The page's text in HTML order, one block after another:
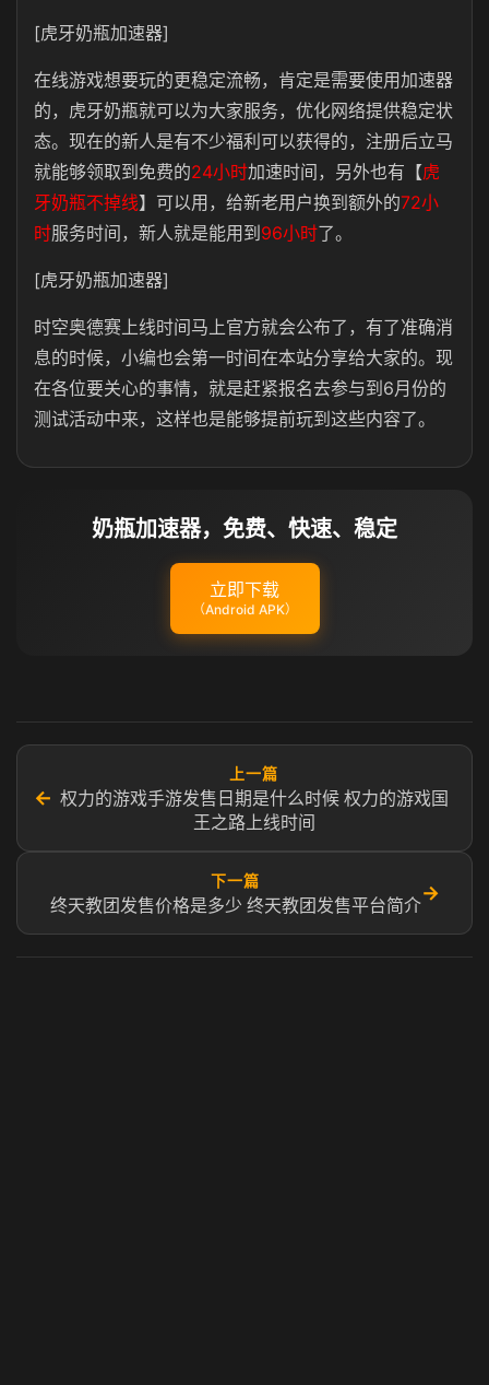
[虎牙奶瓶加速器]
在线游戏想要玩的更稳定流畅，肯定是需要使用加速器
的，虎牙奶瓶就可以为大家服务，优化网络提供稳定状
态。现在的新人是有不少福利可以获得的，注册后立马
就能够领取到免费的24小时加速时间，另外也有【虎
牙奶瓶不掉线】可以用，给新老用户换到额外的72小
时服务时间，新人就是能用到 96小时了。
[虎牙奶瓶加速器]
时空奥德赛上线时间马上官方就会公布了，有了准确消
息的时候，小编也会第一时间在本站分享给大家的。现
在各位要关心的事情，就是赶紧报名去参与到6月份的
测试活动中来，这样也是能够提前玩到这些内容了。
奶瓶加速器，免费、快速、稳定
立即下载
（Android APK）
←
上一篇
权力的游戏手游发售日期是什么时候 权力的游戏国
王之路上线时间
下一篇
终天教团发售价格是多少 终天教团发售平台简介
→